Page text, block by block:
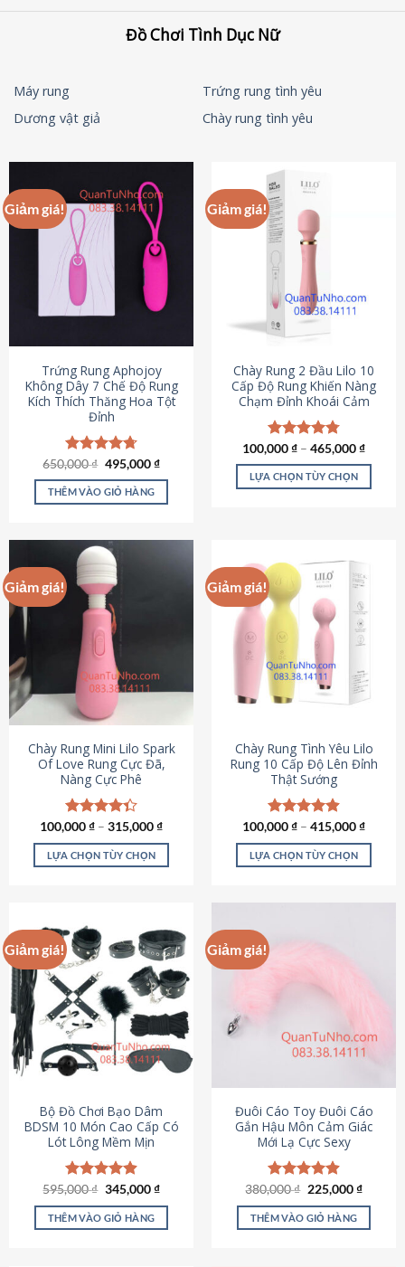
Đồ Chơi Tình Dục Nữ
Máy rung
Trứng rung tình yêu
Dương vật giả
Chày rung tình yêu
Giảm giá!
Trứng Rung Aphojoy
Không Dây 7 Chế Độ Rung
Kích Thích Thăng Hoa Tột
Đỉnh
Được xếp
hạng4.72
5 sao
650,000₫ Giá
là:
650,000 ₫.
495,000₫Giá
tại
495,000 ₫.
THÊM VÀO GIỎ HÀNG
Giảm giá!
Chày Rung 2 Đầu Lilo 10
Cấp Độ Rung Khiến Nàng
Chạm Đỉnh Khoái Cảm
Được xếp
hạng4.80
5 sao
100,000₫ – 465,000₫
LỰA CHỌN TÙY CHỌN
nhiều
biến
thể.
Các
chọn
thể
chọn
trên
trang
sản
phẩm
Giảm giá!
Chày Rung Mini Lilo Spark
Of Love Rung Cực Đã,
Nàng Cực Phê
Được xếp
hạng4.33
5 sao
100,000₫ – 315,000₫
LỰA CHỌN TÙY CHỌN
có
nhiều
biến
thể.
Các
tùy
chọn
có
chọn
trên
trang
sản
phẩm
Giảm giá!
Chày Rung Tình Yêu Lilo
Rung 10 Cấp Độ Lên Đỉnh
Thật Sướng
Được xếp
hạng4.94
5 sao
100,000₫ – 415,000₫
LỰA CHỌN TÙY CHỌN
biến
thể.
chọn
chọn
trên
trang
sản
phẩm
Giảm giá!
Bộ Đồ Chơi Bạo Dâm
BDSM 10 Món Cao Cấp Có
Lót Lông Mềm Mịn
Được xếp
hạng4.88
5 sao
595,000₫ Giá
là:
595,000 ₫.
345,000₫Giá
tại
THÊM VÀO GIỎ HÀNG
Giảm giá!
Đuôi Cáo Toy Đuôi Cáo
Gắn Hậu Môn Cảm Giác
Mới Lạ Cực Sexy
Được xếp
hạng4.88
5 sao
380,000₫ Giá
là:
380,000 ₫.
225,000₫Giá
tại
THÊM VÀO GIỎ HÀNG